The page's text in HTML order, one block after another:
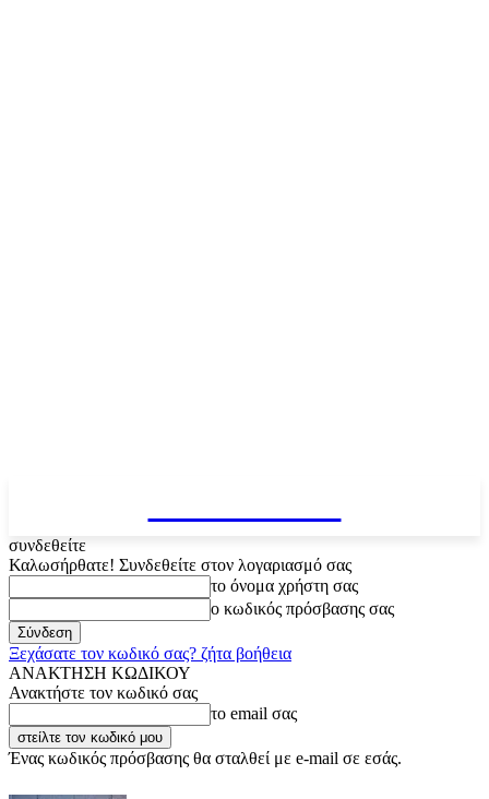
συνδεθείτε
Καλωσήρθατε! Συνδεθείτε στον λογαριασμό σας
το όνομα χρήστη σας
ο κωδικός πρόσβασης σας
Ξεχάσατε τον κωδικό σας? ζήτα βοήθεια
ΑΝΑΚΤΗΣΗ ΚΩΔΙΚΟΥ
Ανακτήστε τον κωδικό σας
το email σας
Ένας κωδικός πρόσβασης θα σταλθεί με e-mail σε εσάς.